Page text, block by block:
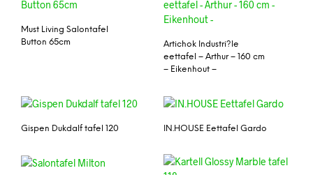
Must Living Salontafel
Button 65cm
Artichok Industri?le
eettafel – Arthur – 160 cm
– Eikenhout –
Gispen Dukdalf tafel 120 IN.HOUSE Eettafel Gardo